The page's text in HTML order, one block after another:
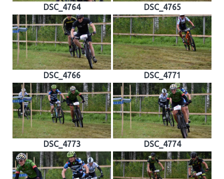
DSC_4764 DSC_4765
DSC_4766 DSC_4771
DSC_4773 DSC_4774